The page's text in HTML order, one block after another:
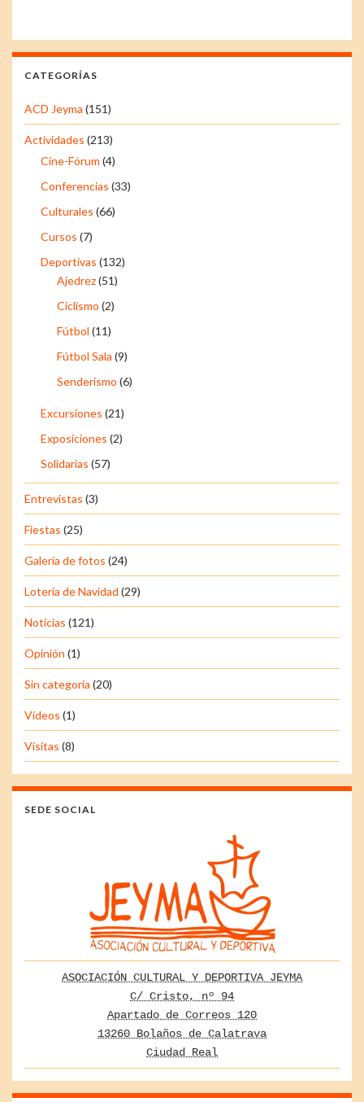
CATEGORÍAS
ACD Jeyma (151)
Actividades (213)
Cine-Fórum (4)
Conferencias (33)
Culturales (66)
Cursos (7)
Deportivas (132)
Ajedrez(51)
Ciclismo (2)
Fútbol (11)
Fútbol Sala (9)
Senderismo (6)
Excursiones (21)
Exposiciones (2)
Solidarias (57)
Entrevistas (3)
Fiestas (25)
Galería de fotos (24)
Lotería de Navidad (29)
Noticias (121)
Opinión (1)
Sin categoría (20)
Vídeos (1)
Visitas (8)
SEDE SOCIAL
ASOCIACIÓN CULTURAL Y DEPORTIVA JEYMA
C/ Cristo, nº 94
Apartado de Correos 120
13260 Bolaños de Calatrava
Ciudad Real